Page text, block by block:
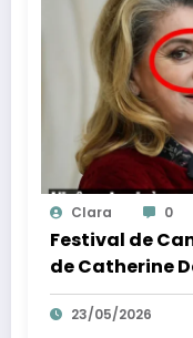
Clara 0
Festival de
de Catherine
mythe de la
23/05/2026